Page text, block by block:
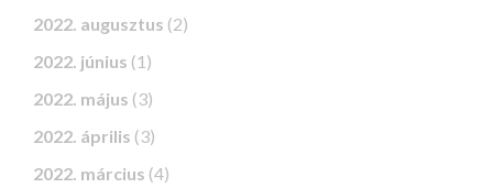
2022. augusztus (2)
2022. június (1)
2022. május (3)
2022. április (3)
2022. március (4)